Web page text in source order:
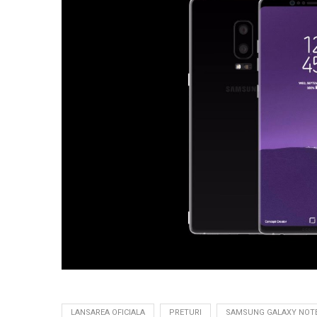
LANSAREA OFICIALA PRETURI SAMSUNG GALAXY